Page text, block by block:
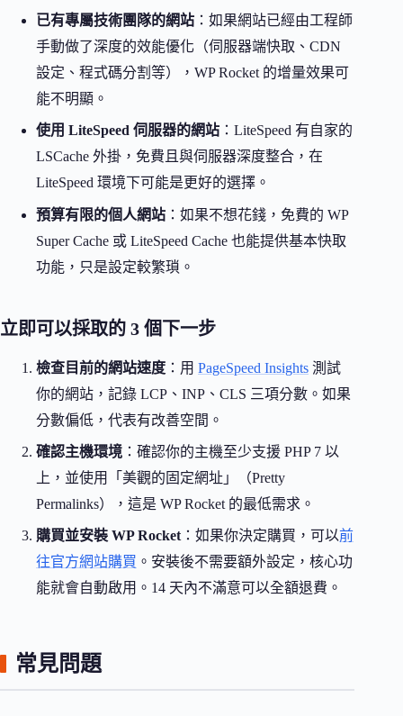
已有專屬技術團隊的網站 ：如果網站已經由工程師
手動做了深度的效能優化（伺服器端快取、CDN
設定、程式碼分割等），WP Rocket 的增量效果可
能不明顯。
使用 LiteSpeed 伺服器的網站 ：LiteSpeed 有自家的
LSCache 外掛，免費且與伺服器深度整合，在
LiteSpeed 環境下可能是更好的選擇。
預算有限的個人網站 ：如果不想花錢，免費的 WP
Super Cache 或 LiteSpeed Cache 也能提供基本快取
功能，只是設定較繁瑣。
立即可以採取的 3 個下一步
檢查目前的網站速度 ：用 PageSpeed Insights 測試
你的網站，記錄 LCP、INP、CLS 三項分數。如果
分數偏低，代表有改善空間。
確認主機環境 ：確認你的主機至少支援 PHP 7 以
上，並使用「美觀的固定網址」（Pretty
Permalinks），這是 WP Rocket 的最低需求。
購買並安裝 WP Rocket ：如果你決定購買，可以前
往官方網站購買 。安裝後不需要額外設定，核心功
能就會自動啟用。14 天內不滿意可以全額退費。
常見問題